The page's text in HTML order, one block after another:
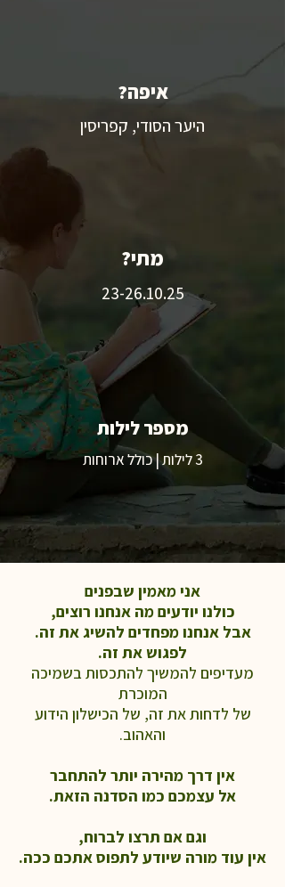
איפה?
היער הסודי, קפריסין
מתי?
23-26.10.25
מספר לילות
3 לילות | כולל ארוחות
אני מאמין שבפנים
כולנו יודעים מה אנחנו רוצים,
אבל אנחנו מפחדים להשיג את זה.
לפגוש את זה.
מעדיפים להמשיך להתכסות בשמיכה
המוכרת
של לדחות את זה, של הכישלון הידוע
והאהוב.
אין דרך מהירה יותר להתחבר
אל עצמכם כמו הסדנה הזאת.
וגם אם תרצו לברוח,
אין עוד מורה שיודע לתפוס אתכם ככה.